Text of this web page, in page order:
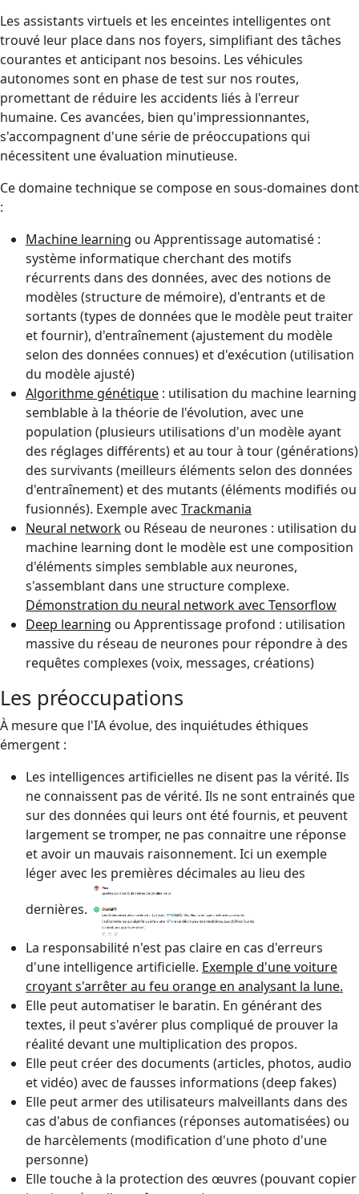
Les assistants virtuels et les enceintes intelligentes ont
trouvé leur place dans nos foyers, simplifiant des tâches
courantes et anticipant nos besoins. Les véhicules
autonomes sont en phase de test sur nos routes,
promettant de réduire les accidents liés à l'erreur
humaine. Ces avancées, bien qu'impressionnantes,
s'accompagnent d'une série de préoccupations qui
nécessitent une évaluation minutieuse.
Ce domaine technique se compose en sous-domaines dont
:
Machine learning ou Apprentissage automatisé :
système informatique cherchant des motifs
récurrents dans des données, avec des notions de
modèles (structure de mémoire), d'entrants et de
sortants (types de données que le modèle peut traiter
et fournir), d'entraînement (ajustement du modèle
selon des données connues) et d'exécution (utilisation
du modèle ajusté)
Algorithme génétique : utilisation du machine learning
semblable à la théorie de l'évolution, avec une
population (plusieurs utilisations d'un modèle ayant
des réglages différents) et au tour à tour (générations)
des survivants (meilleurs éléments selon des données
d'entraînement) et des mutants (éléments modifiés ou
fusionnés). Exemple avec Trackmania
Neural network ou Réseau de neurones : utilisation du
machine learning dont le modèle est une composition
d'éléments simples semblable aux neurones,
s'assemblant dans une structure complexe.
Démonstration du neural network avec Tensorflow
Deep learning ou Apprentissage profond : utilisation
massive du réseau de neurones pour répondre à des
requêtes complexes (voix, messages, créations)
Les préoccupations
À mesure que l'IA évolue, des inquiétudes éthiques
émergent :
Les intelligences artificielles ne disent pas la vérité. Ils
ne connaissent pas de vérité. Ils ne sont entrainés que
sur des données qui leurs ont été fournis, et peuvent
largement se tromper, ne pas connaitre une réponse
et avoir un mauvais raisonnement. Ici un exemple
léger avec les premières décimales au lieu des
dernières.
La responsabilité n'est pas claire en cas d'erreurs
d'une intelligence artificielle. Exemple d'une voiture
croyant s'arrêter au feu orange en analysant la lune.
Elle peut automatiser le baratin. En générant des
textes, il peut s'avérer plus compliqué de prouver la
réalité devant une multiplication des propos.
Elle peut créer des documents (articles, photos, audio
et vidéo) avec de fausses informations (deep fakes)
Elle peut armer des utilisateurs malveillants dans des
cas d'abus de confiances (réponses automatisées) ou
de harcèlements (modification d'une photo d'une
personne)
Elle touche à la protection des œuvres (pouvant copier